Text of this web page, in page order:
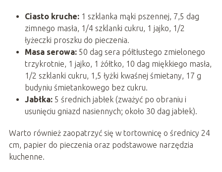
Ciasto kruche:1 szklanka mąki pszennej, 7,5 dag
zimnego masła, 1/4 szklanki cukru, 1 jajko, 1/2
łyżeczki proszku do pieczenia.
Masa serowa:50 dag sera półtłustego zmielonego
trzykrotnie, 1 jajko, 1 żółtko, 10 dag miękkiego masła,
1/2 szklanki cukru, 1,5 łyżki kwaśnej śmietany, 17 g
budyniu śmietankowego bez cukru.
Jabłka:5 średnich jabłek (zważyć po obraniu i
usunięciu gniazd nasiennych; około 30 dag jabłek).
Warto również zaopatrzyć się w tortownicę o średnicy 24
cm, papier do pieczenia oraz podstawowe narzędzia
kuchenne.